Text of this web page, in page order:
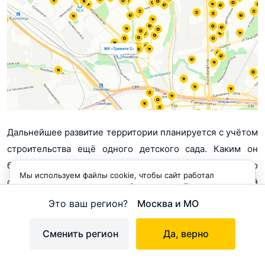
Это ваш регион? Москва и МО
Сменить регион Да, верно
Дальнейшее развитие территории планируется с учётом
строительства ещё одного детского сада. Каким он
будет ― то ли встроенно-пристроенным, то ли отдельно
стоящим ― покажут результаты предварительной
проектной подготовки, которая проводится на данный
Мы используем файлы cookie, чтобы сайт работал
корректно и становился удобнее для вас. Продолжая
Принимаю